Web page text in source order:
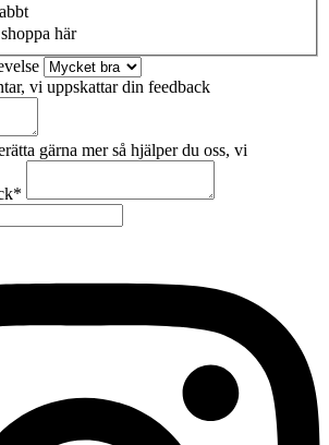
här
vi uppskattar din feedback
gärna mer så hjälper du oss, vi
*